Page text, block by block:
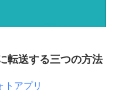
転送する三つの方法
トアプリ